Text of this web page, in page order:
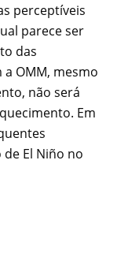
perceptíveis
parece ser
das
OMM, mesmo
não será
Em
El Niño no